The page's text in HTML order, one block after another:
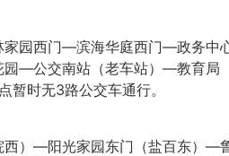
园西门—滨海华庭西门—政务中
—公交南站（老车站）—教育
时无3路公交车通行。
）—阳光家园东门（盐百东）—